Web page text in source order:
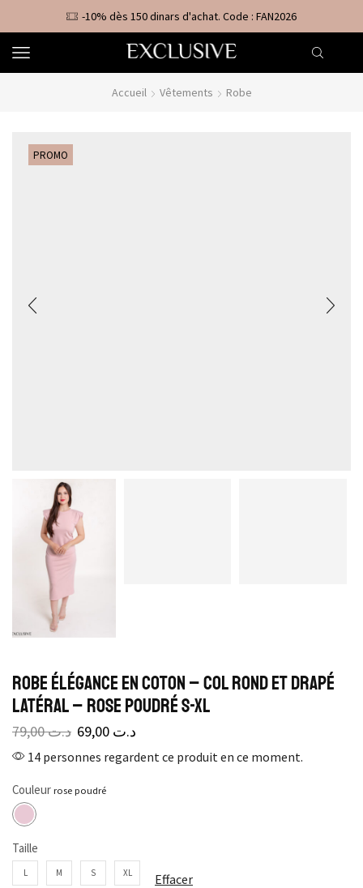
-10% dès 150 dinars d'achat. Code : FAN2026
Accueil Vêtements Robe
PROMO
Robe Élégance en Coton – Col Rond et Drapé
Latéral – Rose poudré S-XL
د.ت79,00 د.ت
14 personnes regardent ce produit en ce moment.
Couleur
Taille
L M S XL Effacer